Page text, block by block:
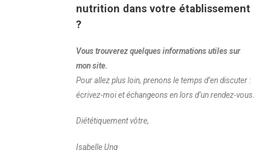
nutrition dans votre établissement
?
Vous trouverez quelques informations utiles sur
mon site.
Pour allez plus loin, prenons le temps d’en discuter :
écrivez-moi et échangeons en lors d’un rendez-vous.
Diététiquement vôtre,
Isabelle Ung